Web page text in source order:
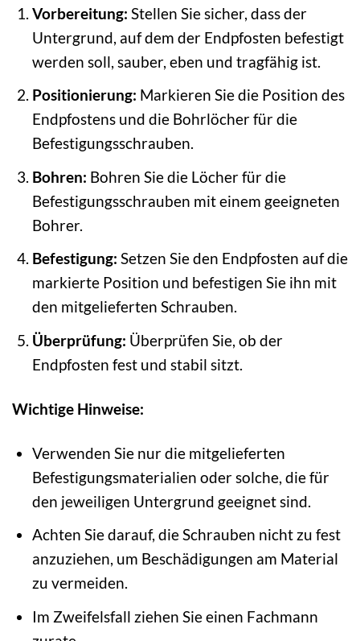
Vorbereitung: Stellen Sie sicher, dass der
Untergrund, auf dem der Endpfosten befestigt
werden soll, sauber, eben und tragfähig ist.
Positionierung: Markieren Sie die Position des
Endpfostens und die Bohrlöcher für die
Befestigungsschrauben.
Bohren: Bohren Sie die Löcher für die
Befestigungsschrauben mit einem geeigneten
Bohrer.
Befestigung: Setzen Sie den Endpfosten auf die
markierte Position und befestigen Sie ihn mit
den mitgelieferten Schrauben.
Überprüfung: Überprüfen Sie, ob der
Endpfosten fest und stabil sitzt.
Wichtige Hinweise:
Verwenden Sie nur die mitgelieferten
Befestigungsmaterialien oder solche, die für
den jeweiligen Untergrund geeignet sind.
Achten Sie darauf, die Schrauben nicht zu fest
anzuziehen, um Beschädigungen am Material
zu vermeiden.
Im Zweifelsfall ziehen Sie einen Fachmann